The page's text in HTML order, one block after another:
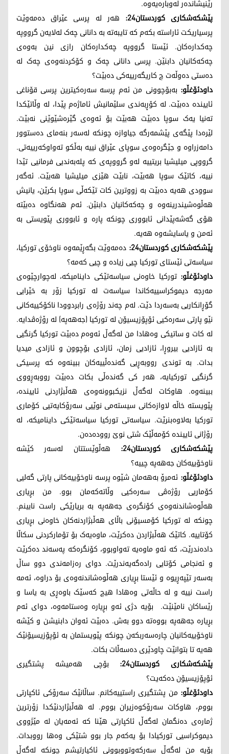
رێنیشاندەر لەوبارەیەوە.
پێشکەشکاری کوردستان24:
هەر لە پرسی عێراق دەمەوێت
پرسیاریکت ئاراستە بکەم کە تایبەتە بە دانانی چەک لەلایەن گرووپە
چەکدارەکان. ئێستا گرووپە چەکدارەکان رازی نین بەوەی
چەکەکانیان دابنێن. پرسی دانانی چەک و کۆکردنەوەی چەک لە
دەستی دەوڵەت چ کاریگەرییەکی دەبێت؟
داودئۆغڵو: بەبۆچوونی من ئەم پرسە سەرەکیترین پرسی قۆنا‌غی
ئاییندە دەبێت. لە کۆڕبەندی سلێمانیش ئاماژەم پێدا، لە وڵاتێکدا
تەنیا یەک سوپا دەبێت هەبێت بۆ ئەوەی گێرەشێوێنی نەبێت.
لێرەدا پێگەی پێشمەرگە جیاوازە چونکە لەسەر بنەمای دەستوور
دامەزراوە و جێگرەوەی سوپای عێراق نییە بەڵکو تەواوکەرییەتی.
گرووپی میلیشیا بریتییە لەو گرووپەی کە پلەبەندیی فرمانیی تێدا
نییە، کاتێک سوپا هەبێت، نابێت هێزی میلیشیا هەبێت. ئەگەر
سوودی هەیە دەبێت بە زووترین کات تێکەڵی سوپا بکرێن، یانیش
هەڵوەشیندرینەوە و چەکەکانیان دابنێن. ئەم هەنگاوە دەبێتە
هۆی گەشەپێدانی ئابووری چونکە پارە و ئابووری پێویستی بە
ئەمن و یاسایشەوە هەیە.
پێشکەشکاری کوردستان24:
دەمەوێت بگەڕێمەوە ناوخۆی تورکیا،
سیاسەتی ئێستای تورکیا چیی زیادە و چیی کەمە؟
داودئۆغڵو: تورکیا خاوەنی سیاسەتێکی داینامیکە، لەچوارچێوەی
مەرجە دیموکراسییەکاندا سیاسەت لە تورکیا زۆر بە خێرایی
گۆڕانکاریی بەسەردا دێت. لەم چەند رۆژەی رابردوودا ناکۆکییەکانی
نێو پارتی سەرەکیی ئۆپۆزیسیۆن لە تورکیا (جەهەپە) لە رۆژەڤدایە.
لە کات و ساتیکی وەهادا من لەگەڵ ئەوەم دەبێت تورکیا گرنگیی
بە ئازادیی بیروڕا، ئازادیی زمان، ئازادی بۆچوون و ئازادی میدیا
بدات. بە توندی رووبەڕیی گەندەڵییەکان ببینەوە کە پرسیکی
گرنگیی تورکیایە، هەر کی گەندەڵی بکات دەبێت رووبەڕووی
ببینەوە. هاوکات لەگەڵ نزیکبوونەوەی هەڵبژاردنی ئاییندە،
پێویستە خاڵە لاوازەکانی سیستەمی نوێیی سەرۆکایەتیی کۆماری
تورکیا بەلاوەبنرێت. سیاسەتی تورکیا سیاسەتێکی داینامیکە، لە
رۆژانی ئاییندە کۆمەڵێک شتی نوێ روودەدەن.
پێشکەشکاری کوردستان24:
هەڵوێستتان لەسەر کێشە
ناوخۆییەکان جەهەپە چییە؟
داودئۆغڵو: ئەمرۆ بەهەمان شێوە پرسە ناوخۆییەکانی پارتی گەلیی
کۆماریی رۆژەڤی سەرەکیی وڵاتەکەمان بوو. من بڕیاری
هەڵوەشاندنەوەی کۆنگرەی جەهەپە بە بریارێکی راست نابینم.
چونکە لە تورکیا کۆمسیۆنی باڵای هەڵبژاردنەکان خاوەنی بڕیاری
کۆتاییە. کاتێک هەڵبژاردن دەکرێت، ماوەیەک بۆ تۆمارکردنی سکاڵا
دادەندرێت، کە ئەو ماوەیە تەواوبوو، کۆنگرەکە پەسەند دەکرێت
و ئەنجامی کۆتایی رادەگەیەندرێت. دوای رەزامەندی دوو ساڵ
بەسەر تێپەڕیوە و ئێستا بڕیاری هەڵوەشاندنەوەی بۆ دراوە، ئەمە
راست نییە و لە حاڵەتی وەهادا هیچ کەسێک باوەڕی بە یاسا و
رێساکان نامێنێت. بۆیە دژی ئەو بڕیارە وەستامەوە، دوای ئەم
بڕیارە جەهەپە بووەتە دوو بەش. دەبێت ئەوان دابنیشن و کێشە
ناوخۆییەکانیان چارەسەربکەن چونکە پێویستمان بە ئۆپۆزیسیۆنێک
هەیە تا بتوانێت چاودێری دەسەڵات بکات.
پێشکەشکاری کوردستان24:
بۆچی هەمیشە پشتگیری
ئۆپۆزیسیۆن دەکەیت؟
داودئۆغڵو: من پشتگیری راستییەکانم. ساڵانێک سەرۆکی ئاکپارتی
بووم، هاوکات سەرۆکوەزیران بووم. لە هەڵبژاردنێکدا زۆرترین
ژمارەی دەنگمان لەگەڵ ئاکپارتی هێنا کە ئەمەیان لە مێژووی
دیموکراسیی تورکیادا بۆ یەکەم جار بوو شتێکی وەها رووبدات.
بۆیە من لەگەڵ سەرکەوتووبوونی ئاکپارتیشم چونکە لەگەڵ